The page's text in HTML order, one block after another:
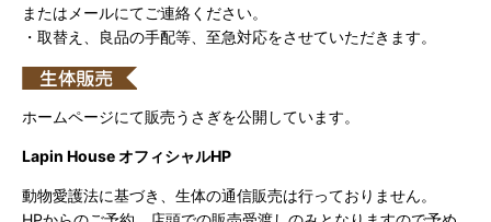
またはメールにてご連絡ください。
・取替え、良品の手配等、至急対応をさせていただきます。
ホームページにて販売うさぎを公開しています。
Lapin House オフィシャルHP
動物愛護法に基づき、生体の通信販売は行っておりません。